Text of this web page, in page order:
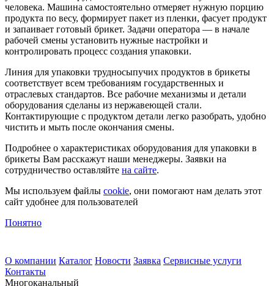
человека. Машина самостоятельно отмеряет нужную порцию
продукта по весу, формирует пакет из пленки, фасует продукт
и запаивает готовый брикет. Задачи оператора — в начале
рабочей смены установить нужные настройки и
контролировать процесс создания упаковки.
Линия для упаковки трудносыпучих продуктов в брикеты
соответствует всем требованиям государственных и
отраслевых стандартов. Все рабочие механизмы и детали
оборудования сделаны из нержавеющей стали.
Контактирующие с продуктом детали легко разобрать, удобно
чистить и мыть после окончания смены.
Подробнее о характеристиках оборудования для упаковки в
брикеты Вам расскажут наши менеджеры. Заявки на
сотрудничество оставляйте на сайте.
Мы используем файлы cookie, они помогают нам делать этот
сайт удобнее для пользователей
Понятно
О компании Каталог Новости Заявка Сервисные услуги
Контакты
Многоканальный